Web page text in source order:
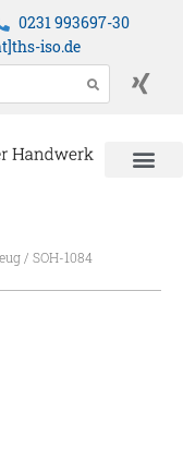
0231 993697-30
iso.de
/ SOH-1084